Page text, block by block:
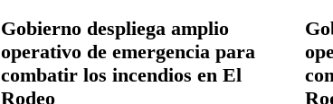
Gobierno despliega amplio
operativo de emergencia para
combatir los incendios en El
Rodeo